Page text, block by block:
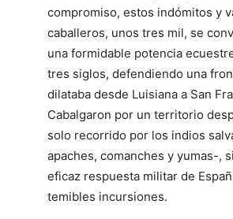
compromiso, estos indómitos y
caballeros, unos tres mil, se
una formidable potencia
tres siglos, defendiendo una
dilataba desde Luisiana a San
Cabalgaron por un territorio
solo recorrido por los indios
apaches, comanches y yumas-,
eficaz respuesta militar de
temibles incursiones.